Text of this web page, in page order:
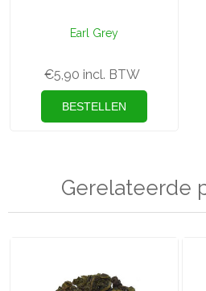
Earl Grey
€5,90 incl. BTW
Gerelateerde